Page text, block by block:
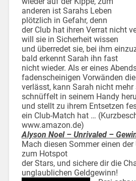
anderen ist Sarahs Leben
plötzlich in Gefahr, denn
der Club hat ihren Verrat nicht
will sie in Sicherheit wissen
und überredet sie, bei ihm
bald erkennt Sarah ihn fast
nicht wieder. Als er eines
fadenscheinigen Vorwänden
verlässt, kann Sarah nicht mehr
schnüffelt in seinem Handy
und stellt zu ihrem Entsetzen
ein Club-Match hat …
www.amazon.de)
Alyson Noel – Unrivaled –
Mach diesen Sommer einen der
zum Hotspot
der Stars, und sichere dir die
unglaublichen Geldgewinn!